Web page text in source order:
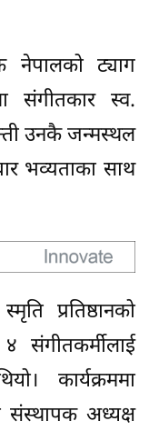
नेपालको ट्याग
संगीतकार स्व.
उनकै जन्मस्थल
भव्यताका साथ
प्रतिष्ठानको
संगीतकर्मीलाई
कार्यक्रममा
संस्थापक अध्यक्ष